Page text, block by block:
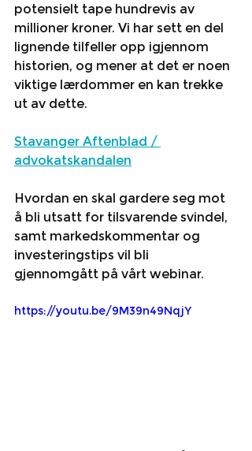
potensielt tape hundrevis av
millioner kroner. Vi har sett en del
lignende tilfeller opp igjennom
historien, og mener at det er noen
viktige lærdommer en kan trekke
ut av dette.
Stavanger Aftenblad /
advokatskandalen
Hvordan en skal gardere seg mot
å bli utsatt for tilsvarende svindel,
samt markedskommentar og
investeringstips vil bli
gjennomgått på vårt webinar.
https://youtu.be/9M39n49NqjY